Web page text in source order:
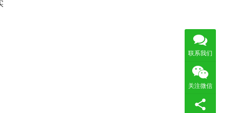
联系我们
关注微信